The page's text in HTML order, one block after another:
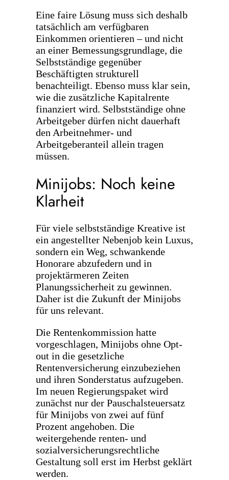
Eine faire Lösung muss sich deshalb
tatsächlich am verfügbaren
Einkommen orientieren – und nicht
an einer Bemessungsgrundlage, die
Selbstständige gegenüber
Beschäftigten strukturell
benachteiligt. Ebenso muss klar sein,
wie die zusätzliche Kapitalrente
finanziert wird. Selbstständige ohne
Arbeitgeber dürfen nicht dauerhaft
den Arbeitnehmer- und
Arbeitgeberanteil allein tragen
müssen.
Minijobs: Noch keine
Klarheit
Für viele selbstständige Kreative ist
ein angestellter Nebenjob kein Luxus,
sondern ein Weg, schwankende
Honorare abzufedern und in
projektärmeren Zeiten
Planungssicherheit zu gewinnen.
Daher ist die Zukunft der Minijobs
für uns relevant.
Die Rentenkommission hatte
vorgeschlagen, Minijobs ohne Opt-
out in die gesetzliche
Rentenversicherung einzubeziehen
und ihren Sonderstatus aufzugeben.
Im neuen Regierungspaket wird
zunächst nur der Pauschalsteuersatz
für Minijobs von zwei auf fünf
Prozent angehoben. Die
weitergehende renten- und
sozialversicherungsrechtliche
Gestaltung soll erst im Herbst geklärt
werden.